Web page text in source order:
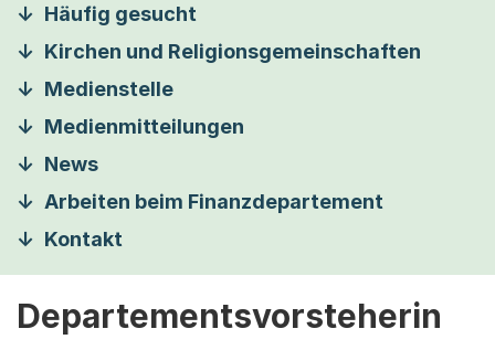
Häufig gesucht
Kirchen und Religionsgemeinschaften
Medienstelle
Medienmitteilungen
News
Arbeiten beim Finanzdepartement
Kontakt
Departementsvorsteherin